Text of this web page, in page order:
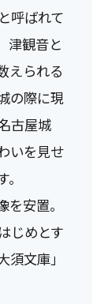
呼ばれて
津観音と
えられる
の際に現
古屋城
いを見せ
安置。
じめとす
文庫」